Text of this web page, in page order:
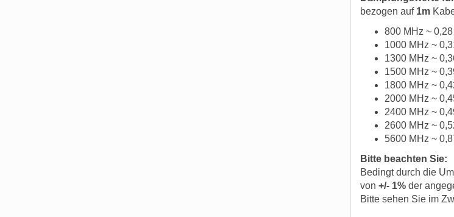
bezogen auf 1m
800 MHz ~
1000 MHz ~
1300 MHz ~
1500 MHz ~
1800 MHz ~
2000 MHz ~
2400 MHz ~
2600 MHz ~
5600 MHz ~
Bitte beachten Sie:
Bedingt durch die
von +/- 1% der
Bitte sehen Sie im